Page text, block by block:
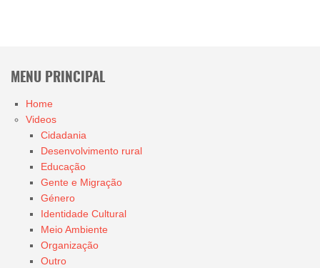
MENU PRINCIPAL
Home
Videos
Cidadania
Desenvolvimento rural
Educação
Gente e Migração
Género
Identidade Cultural
Meio Ambiente
Organização
Outro